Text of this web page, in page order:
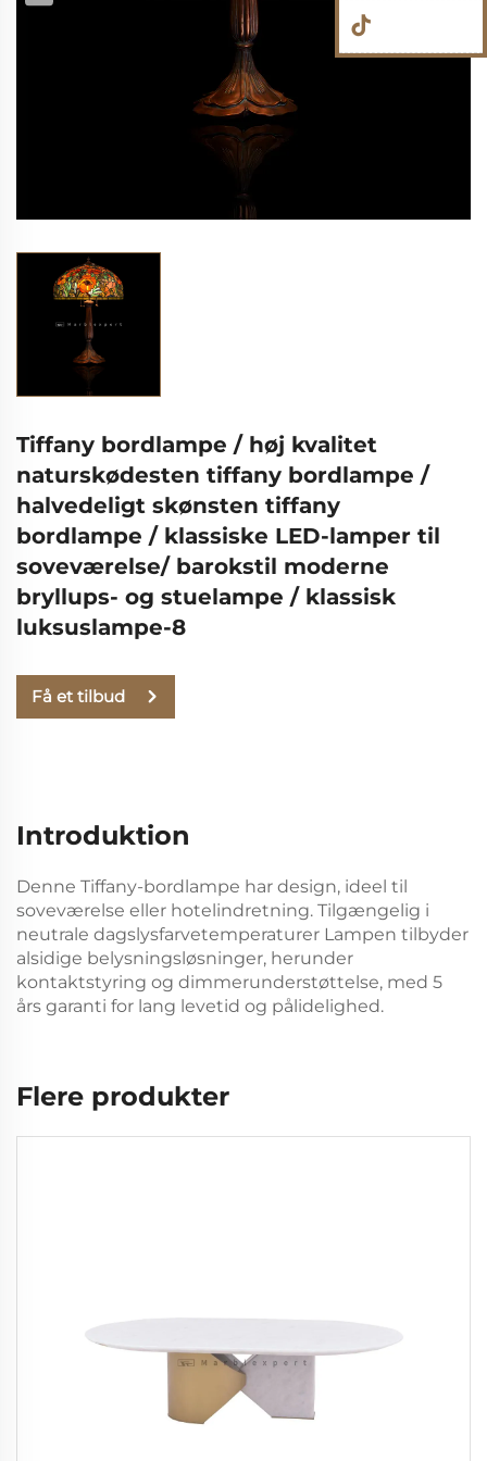
Tiffany bordlampe / høj kvalitet
naturskødesten tiffany bordlampe /
halvedeligt skønsten tiffany
bordlampe / klassiske LED-lamper til
soveværelse/ barokstil moderne
bryllups- og stuelampe / klassisk
luksuslampe-8
Få et tilbud
Introduktion
Denne Tiffany-bordlampe har design, ideel til
soveværelse eller hotelindretning. Tilgængelig i
neutrale dagslysfarvetemperaturer Lampen tilbyder
alsidige belysningsløsninger, herunder
kontaktstyring og dimmerunderstøttelse, med 5
års garanti for lang levetid og pålidelighed.
Flere produkter